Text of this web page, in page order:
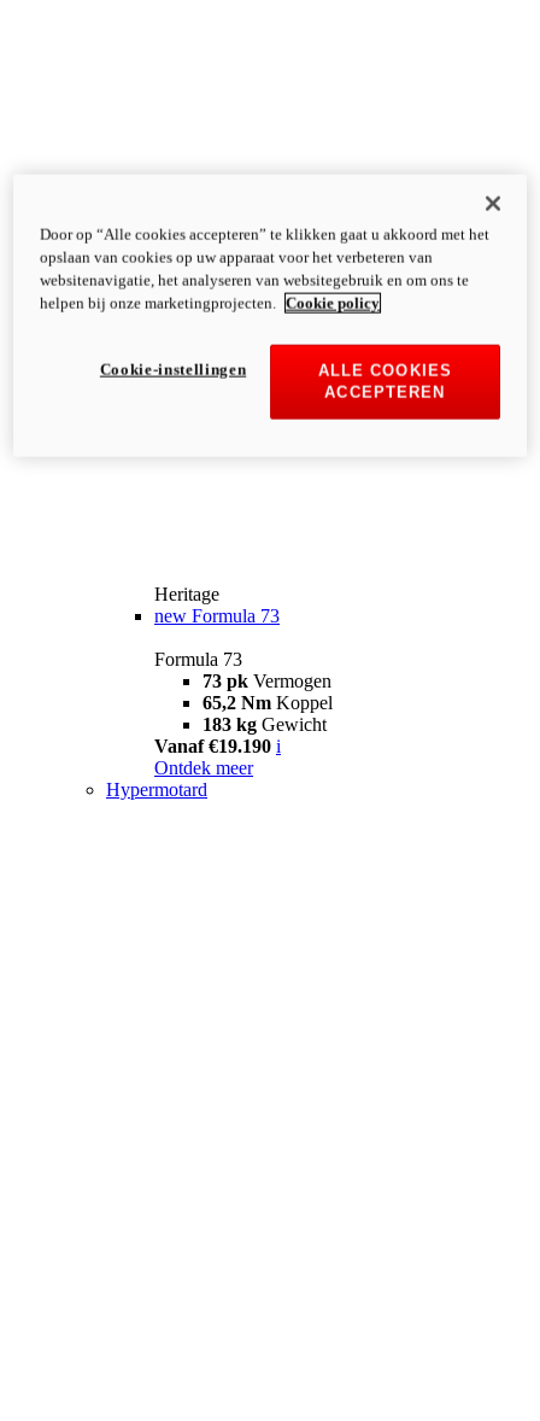
Heritage
new Formula 73
Formula 73
73 pk Vermogen
65,2 Nm Koppel
183 kg Gewicht
Vanaf €19.190 i
Ontdek meer
Hypermotard
Door op “Alle cookies accepteren” te klikken gaat u akkoord met het
opslaan van cookies op uw apparaat voor het verbeteren van
websitenavigatie, het analyseren van websitegebruik en om ons te
helpen bij onze marketingprojecten.
Cookie policy
ALLE COOKIES
ACCEPTEREN
Cookie-instellingen